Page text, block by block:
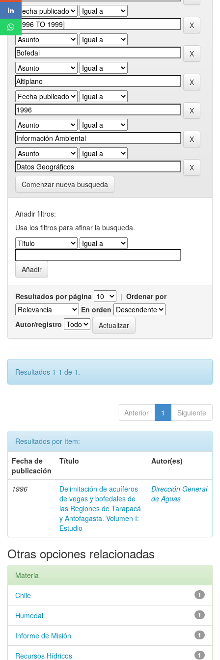
Comenzar nueva busqueda
Añadir filtros:
Usa los filtros para afinar la busqueda.
Resultados por página | Ordenar por
En orden
Autor/registro
Resultados 1-1 de 1.
Anterior 1 Siguiente
Resultados por ítem:
Fecha de
publicación
Título Autor(es)
1996
Delimitación de acuíferos
de vegas y bofedales de
las Regiones de Tarapacá
y Antofagasta. Volumen I:
Estudio
Dirección General
de Aguas
Otras opciones relacionadas
Materia
1
Chile
1
Humedal
1
Informe de Misión
1
Recursos Hídricos